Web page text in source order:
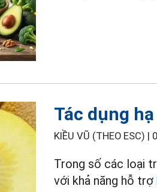
Tác dụng
KIỀU VŨ (THEO ESC) |
Trong số các loại
với khả năng hỗ trợ